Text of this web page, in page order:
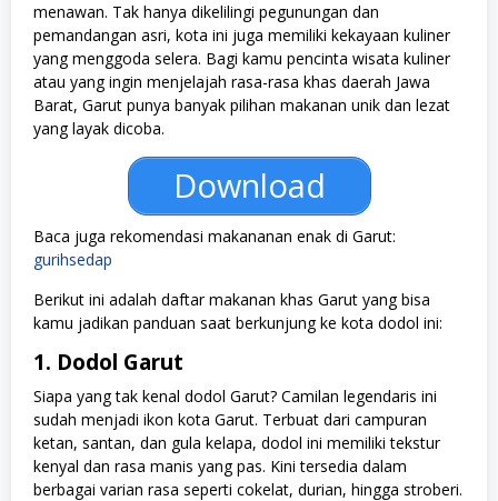
menawan. Tak hanya dikelilingi pegunungan dan
pemandangan asri, kota ini juga memiliki kekayaan kuliner
yang menggoda selera. Bagi kamu pencinta wisata kuliner
atau yang ingin menjelajah rasa-rasa khas daerah Jawa
Barat, Garut punya banyak pilihan makanan unik dan lezat
yang layak dicoba.
Download
Baca juga rekomendasi makananan enak di Garut:
gurihsedap
Berikut ini adalah daftar makanan khas Garut yang bisa
kamu jadikan panduan saat berkunjung ke kota dodol ini:
1. Dodol Garut
Siapa yang tak kenal dodol Garut? Camilan legendaris ini
sudah menjadi ikon kota Garut. Terbuat dari campuran
ketan, santan, dan gula kelapa, dodol ini memiliki tekstur
kenyal dan rasa manis yang pas. Kini tersedia dalam
berbagai varian rasa seperti cokelat, durian, hingga stroberi.